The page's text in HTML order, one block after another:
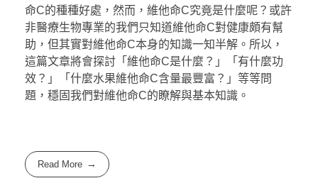
命C的種種好處，然而，維他命C究竟是什麼呢？或許
非醫療生物專業的我們只知道維他命C對健康頗有幫
助，但其實對維他命C本身的知識一知半解。所以，
這篇文章將會探討「維他命C是什麼？」「有什麼功
效？」「什麼水果維他命C含量最豐富？」等等問
題，穩固我們對維他命C的瞭解與基本知識。
Read More